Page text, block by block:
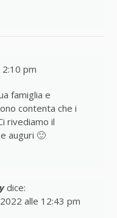
pm
famiglia e
contenta che i
rivediamo il
auguri 🙂
dice:
alle 12:43 pm